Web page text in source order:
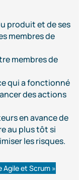
produit et de ses
membres de
membres de
qui a fonctionné
des actions
en avance de
au plus tôt si
les risques.
Agile et Scrum »